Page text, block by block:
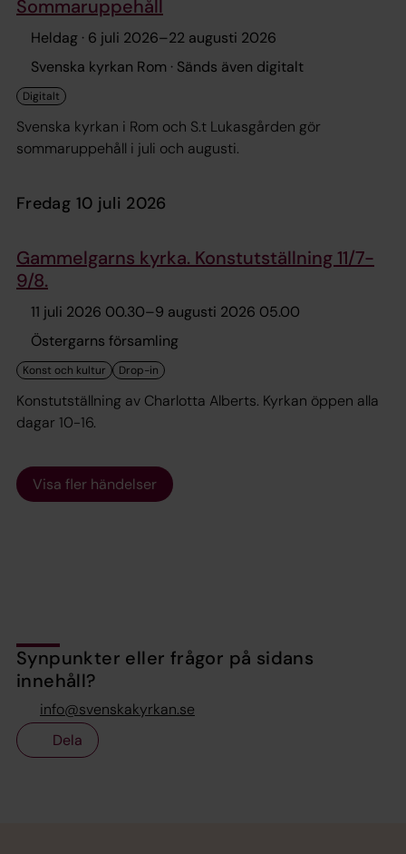
Sommaruppehåll
Heldag · 6 juli 2026–22 augusti 2026
Svenska kyrkan Rom · Sänds även digitalt
Svenska kyrkan i Rom och S.t Lukasgården gör
sommaruppehåll i juli och augusti.
fredag 10 juli 2026
Gammelgarns kyrka. Konstutställning 11/7-
9/8.
11 juli 2026 00.30–9 augusti 2026 05.00
Östergarns församling
Konstutställning av Charlotta Alberts. Kyrkan öppen alla
dagar 10-16.
Visa fler händelser
Synpunkter eller frågor på sidans
innehåll?
info@svenskakyrkan.se
Dela